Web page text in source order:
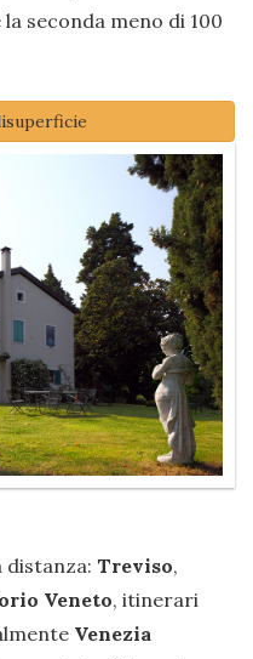
seconda meno di 100
Treviso,
Veneto, itinerari
Venezia